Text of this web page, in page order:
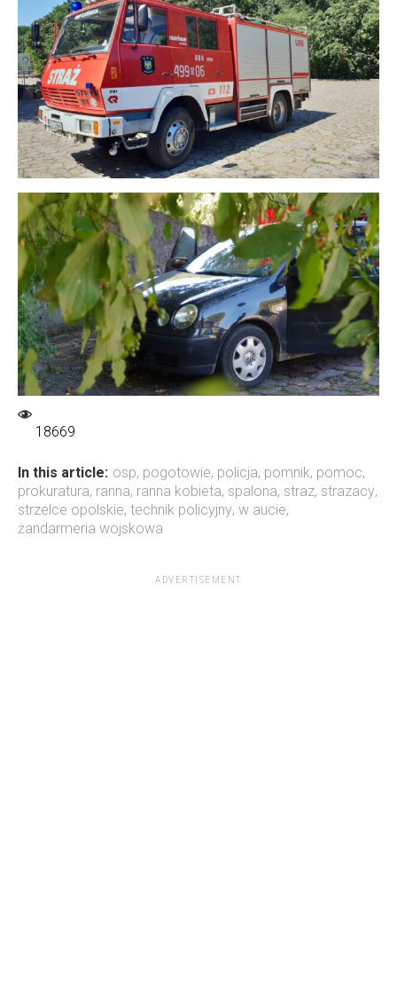
18669
In this article: osp, pogotowie, policja, pomnik, pomoc,
prokuratura, ranna, ranna kobieta, spalona, straz, strazacy,
strzelce opolskie, technik policyjny, w aucie,
żandarmeria wojskowa
ADVERTISEMENT